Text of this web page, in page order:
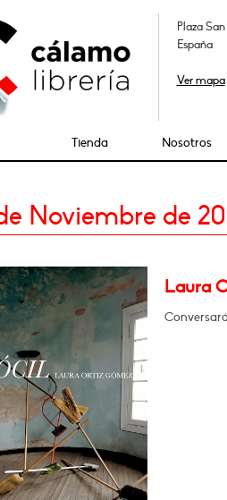
Plaza
España
Ver mapa
Tienda Nosotros
Noviembre de
Laura